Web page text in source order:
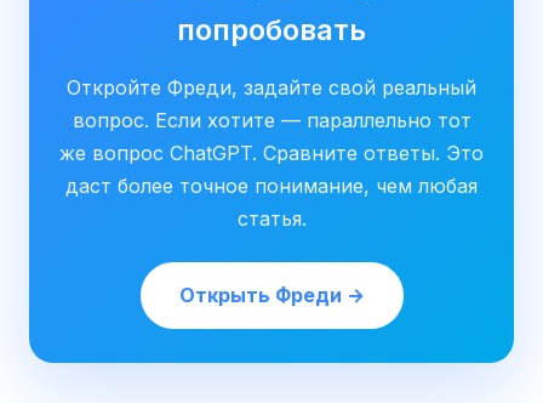
попробовать
Откройте Фреди, задайте свой реальный
вопрос. Если хотите — параллельно тот
же вопрос ChatGPT. Сравните ответы. Это
даст более точное понимание, чем любая
статья.
Открыть Фреди →